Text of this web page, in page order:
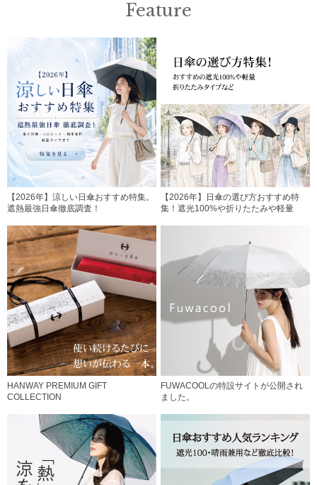
Feature
【2026年】涼しい日傘おすすめ特集。
遮熱最強日傘徹底調査！
【2026年】日傘の選び方おすすめ特
集！遮光100%や折りたたみや軽量
HANWAY PREMIUM GIFT
COLLECTION
FUWACOOLの特設サイトが公開され
ました。